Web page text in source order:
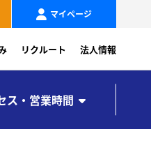
マイページ
リクルート 法人情報
ス・営業時間